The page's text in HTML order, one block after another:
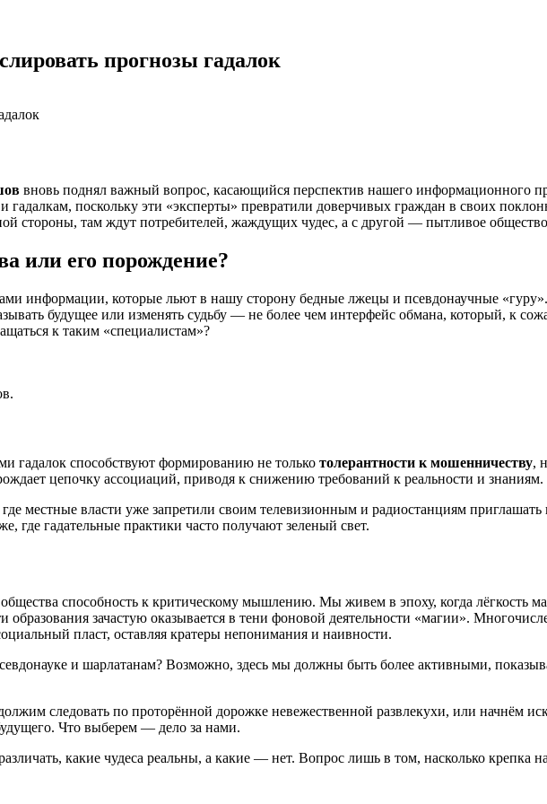
прогнозы гадалок
вновь поднял важный вопрос, касающийся перспектив нашего информационного
гадалкам, поскольку эти «эксперты» превратили доверчивых граждан в своих
стороны, там ждут потребителей, жаждущих чудес, а с другой — пытливое
или его порождение?
информации, которые льют в нашу сторону бедные лжецы и псевдонаучные «гуру».
будущее или изменять судьбу — не более чем интерфейс обмана, который, к
к таким «специалистам»?
гадалок способствуют формированию не только толерантности к мошенничеству,
цепочку ассоциаций, приводя к снижению требований к реальности и знаниям.
местные власти уже запретили своим телевизионным и радиостанциям
где гадательные практики часто получают зеленый свет.
способность к критическому мышлению. Мы живем в эпоху, когда лёгкость
образования зачастую оказывается в тени фоновой деятельности «магии».
пласт, оставляя кратеры непонимания и наивности.
и шарлатанам? Возможно, здесь мы должны быть более активными,
следовать по проторённой дорожке невежественной развлекухи, или начнём
Что выберем — дело за нами.
какие чудеса реальны, а какие — нет. Вопрос лишь в том, насколько крепка